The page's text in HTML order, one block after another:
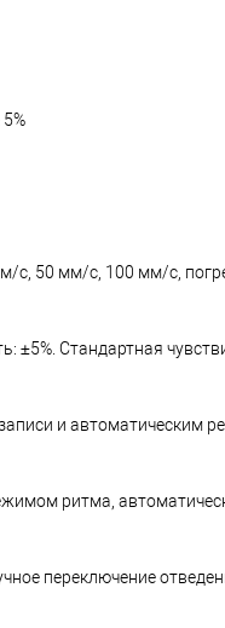
50 мм/с, 100 мм/с,
Стандартная
и автоматическим
ритма,
переключение